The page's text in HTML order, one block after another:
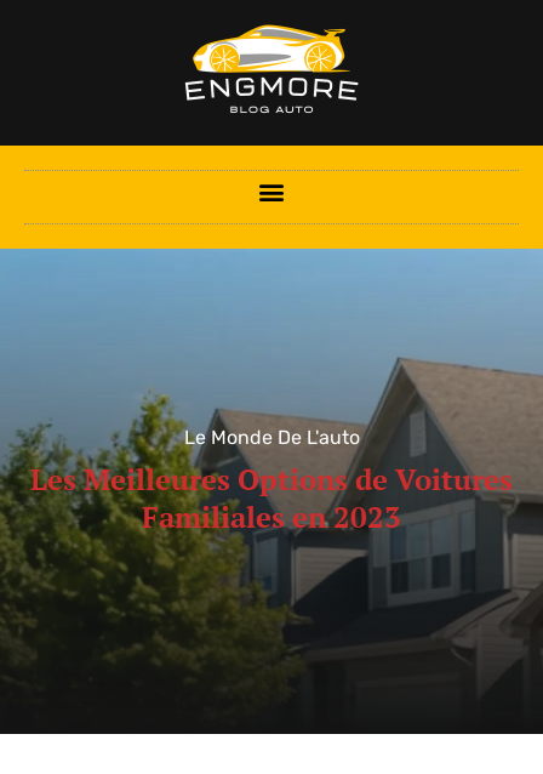
Le Monde De L'auto
Les Meilleures Options de Voitures
Familiales en 2023